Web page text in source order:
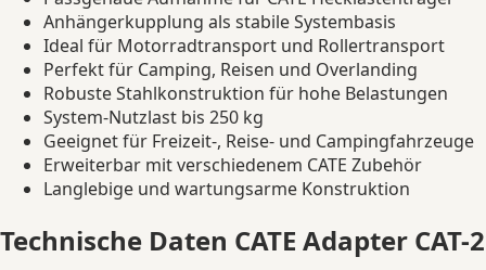
Anhängerkupplung als stabile Systembasis
Ideal für Motorradtransport und Rollertransport
Perfekt für Camping, Reisen und Overlanding
Robuste Stahlkonstruktion für hohe Belastungen
System-Nutzlast bis 250 kg
Geeignet für Freizeit-, Reise- und Campingfahrzeuge
Erweiterbar mit verschiedenem CATE Zubehör
Langlebige und wartungsarme Konstruktion
Technische Daten CATE Adapter CAT-